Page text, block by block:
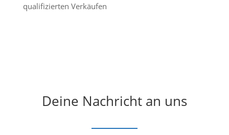
qualifizierten Verkäufen
Deine Nachricht an uns